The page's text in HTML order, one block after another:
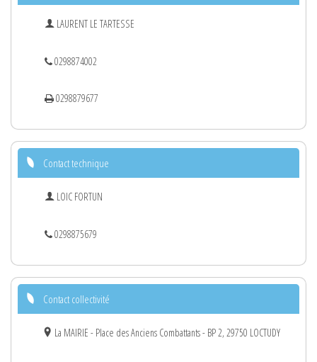
LAURENT LE TARTESSE
0298874002
0298879677
Contact technique
LOIC FORTUN
0298875679
Contact collectivité
La MAIRIE - Place des Anciens Combattants - BP 2, 29750 LOCTUDY